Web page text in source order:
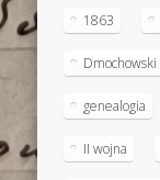
1863
Dmochowski
genealogia
II wojna